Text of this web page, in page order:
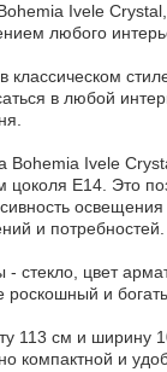
Ivele Crystal,
любого
в любой
Bohemia Ivele
цоколя E14. Это
и потребностей.
стекло, цвет
роскошный и
113 см и ширину
компактной и